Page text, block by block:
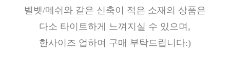
벨벳/메쉬와 같은 신축이 적은 소재의 상품은
다소 타이트하게 느껴지실 수 있으며,
한사이즈 업하여 구매 부탁드립니다:)